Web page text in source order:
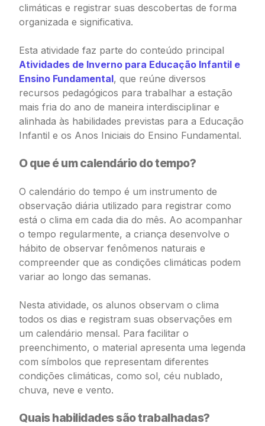
climáticas e registrar suas descobertas de forma
organizada e significativa.
Esta atividade faz parte do conteúdo principal
Atividades de Inverno para Educação Infantil e
Ensino Fundamental, que reúne diversos
recursos pedagógicos para trabalhar a estação
mais fria do ano de maneira interdisciplinar e
alinhada às habilidades previstas para a Educação
Infantil e os Anos Iniciais do Ensino Fundamental.
O que é um calendário do tempo?
O calendário do tempo é um instrumento de
observação diária utilizado para registrar como
está o clima em cada dia do mês. Ao acompanhar
o tempo regularmente, a criança desenvolve o
hábito de observar fenômenos naturais e
compreender que as condições climáticas podem
variar ao longo das semanas.
Nesta atividade, os alunos observam o clima
todos os dias e registram suas observações em
um calendário mensal. Para facilitar o
preenchimento, o material apresenta uma legenda
com símbolos que representam diferentes
condições climáticas, como sol, céu nublado,
chuva, neve e vento.
Quais habilidades são trabalhadas?